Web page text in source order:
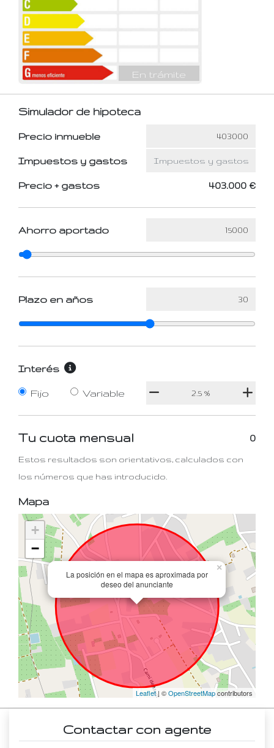
En trámite
Simulador de hipoteca
Precio inmueble
Impuestos y gastos
Precio + gastos 403.000 €
Ahorro aportado
Plazo en años
Interés
Fijo Variable
Tu cuota mensual 0
Estos resultados son orientativos, calculados con
los números que has introducido.
Mapa
La posición en el mapa es aproximada por
deseo del anunciante
×
+
−
Leaflet| ©OpenStreetMapcontributors
Contactar con agente